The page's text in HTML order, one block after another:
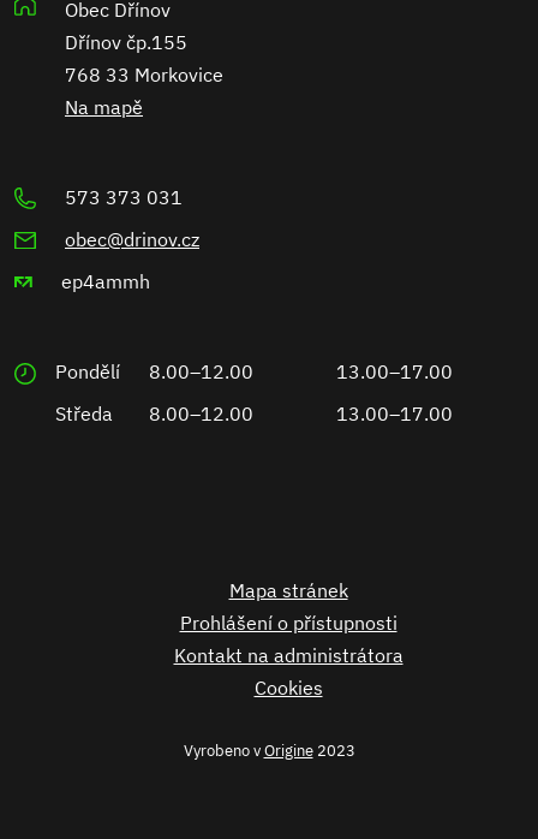
Obec Dřínov
Dřínov čp.155
768 33 Morkovice
Na mapě
573 373 031
obec@drinov.cz
ep4ammh
Pondělí 8.00–12.00
13.00–17.00
Středa
8.00–12.00 13.00–17.00
Mapa stránek
Prohlášení o přístupnosti
Kontakt na administrátora
Cookies
Vyrobeno vOrigine2023